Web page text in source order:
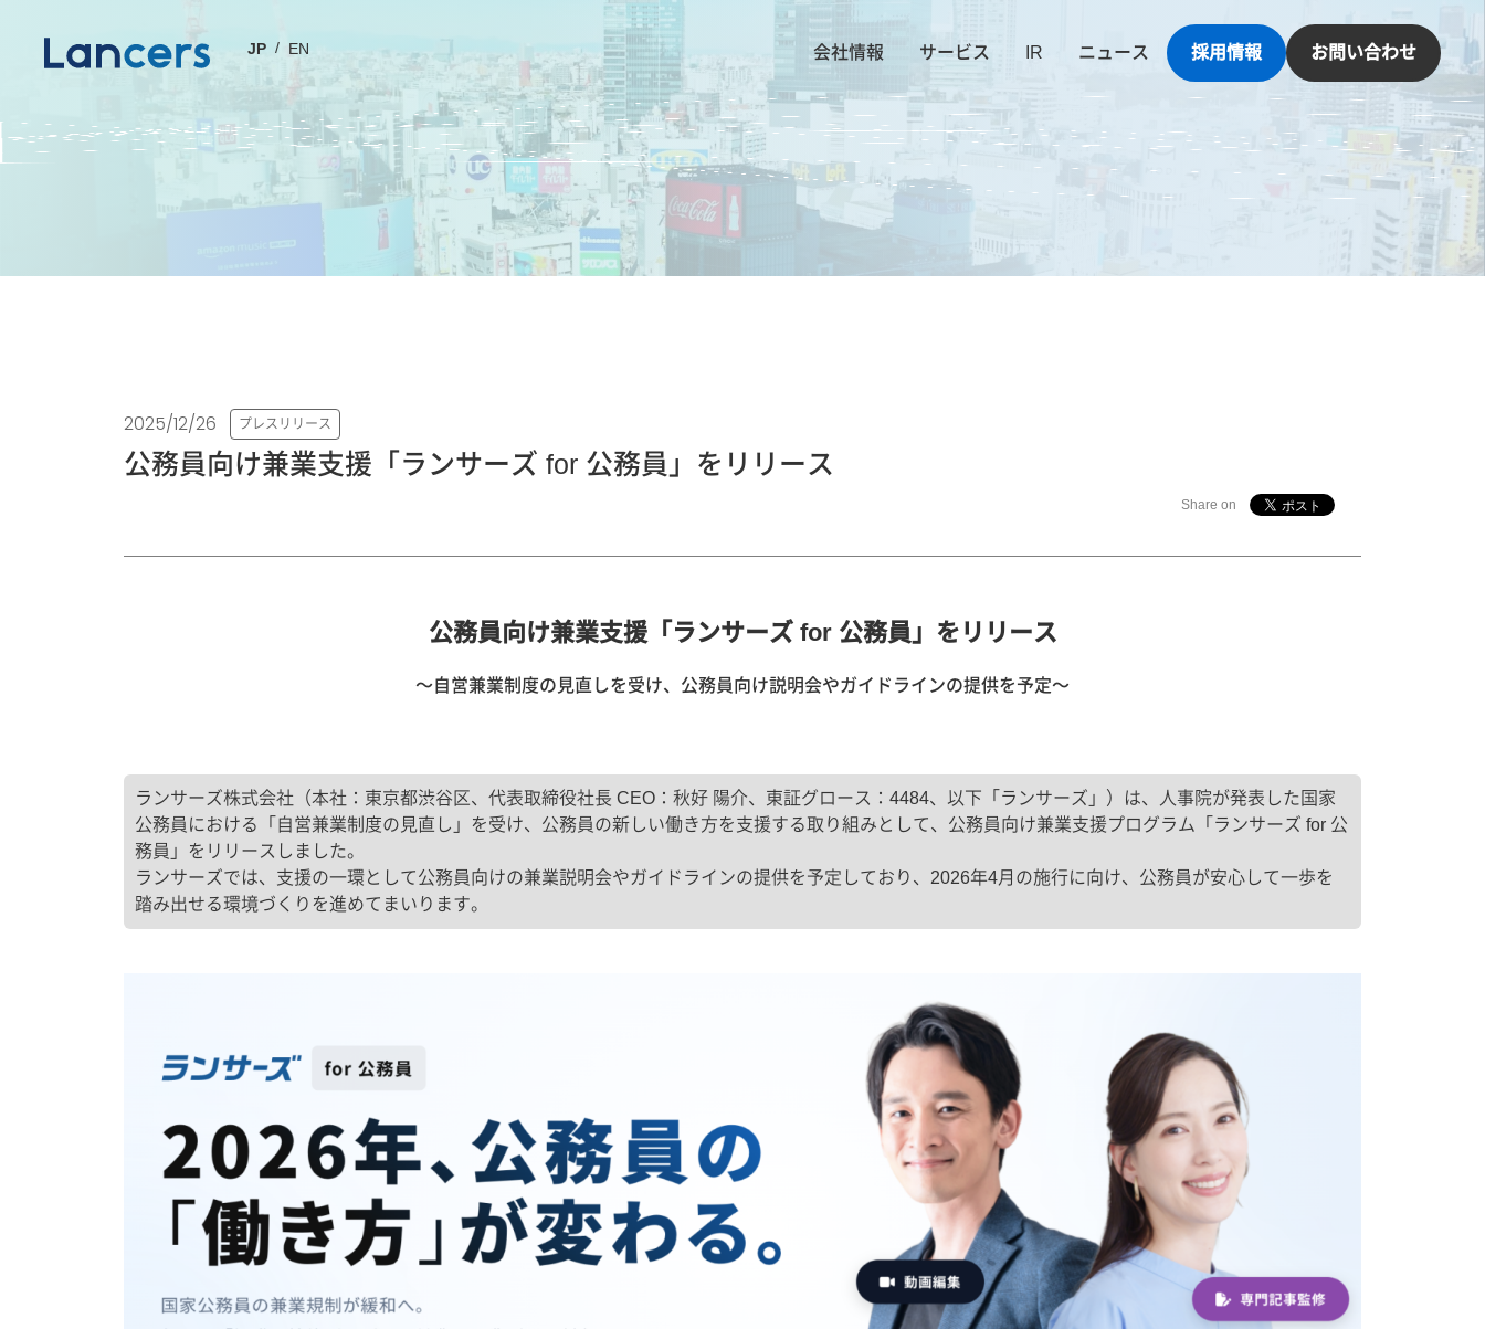
JP EN 会社情報 サービス IR ニュース 採用情報 お問い合わせ
2025/12/26 プレスリリース
公務員向け兼業支援「ランサーズ for 公務員」をリリース
Share on
公務員向け兼業支援「ランサーズ for 公務員」をリリース
〜自営兼業制度の見直しを受け、公務員向け説明会やガイドラインの提供を予定〜
ランサーズ株式会社（本社：東京都渋谷区、代表取締役社長 CEO：秋好 陽介、東証グロース：4484、以下「ランサーズ」）は、人事院が発表した国家
公務員における「自営兼業制度の見直し」を受け、公務員の新しい働き方を支援する取り組みとして、公務員向け兼業支援プログラム「ランサーズ for 公
務員」をリリースしました。
ランサーズでは、支援の一環として公務員向けの兼業説明会やガイドラインの提供を予定しており、2026年4月の施行に向け、公務員が安心して一歩を
踏み出せる環境づくりを進めてまいります。